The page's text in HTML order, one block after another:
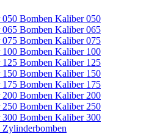
Bomben Kaliber 050
Bomben Kaliber 065
Bomben Kaliber 075
Bomben Kaliber 100
Bomben Kaliber 125
Bomben Kaliber 150
Bomben Kaliber 175
Bomben Kaliber 200
Bomben Kaliber 250
Bomben Kaliber 300
Zylinderbomben